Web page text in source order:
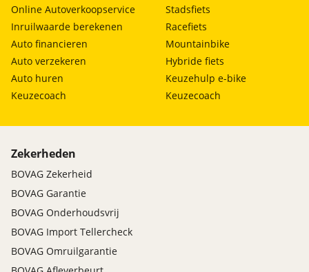
Online Autoverkoopservice
Inruilwaarde berekenen
Auto financieren
Auto verzekeren
Auto huren
Keuzecoach
Stadsfiets
Racefiets
Mountainbike
Hybride fiets
Keuzehulp e-bike
Keuzecoach
Zekerheden
BOVAG Zekerheid
BOVAG Garantie
BOVAG Onderhoudsvrij
BOVAG Import Tellercheck
BOVAG Omruilgarantie